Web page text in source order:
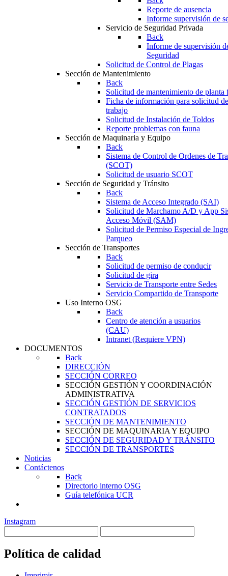
Reporte de ausencia
Informe supervisión de
Servicio de Seguridad Privada
Back
Informe de supervisión
Seguridad
Solicitud de Control de Plagas
Sección de Mantenimiento
Back
Solicitud de mantenimiento de planta
Ficha de información para solicitud
trabajo
Solicitud de Instalación de Toldos
Reporte problemas con fauna
Sección de Maquinaria y Equipo
Back
Sistema de Control de Ordenes de
(SCOT)
Solicitud de usuario SCOT
Sección de Seguridad y Tránsito
Back
Sistema de Acceso Integrado (SAI)
Solicitud de Marchamo A/D y App
Acceso Móvil (SAM)
Solicitud de Permiso Especial de
Parqueo
Sección de Transportes
Back
Solicitud de permiso de conducir
Solicitud de gira
Servicio de Transporte entre Sedes
Servicio Compartido de Transporte
Uso Interno OSG
Back
Centro de atención a usuarios
(CAU)
Intranet (Requiere VPN)
DOCUMENTOS
Back
DIRECCIÓN
SECCIÓN CORREO
SECCIÓN GESTIÓN Y COORDINACIÓN
ADMINISTRATIVA
SECCIÓN GESTIÓN DE SERVICIOS
CONTRATADOS
SECCIÓN DE MANTENIMIENTO
SECCIÓN DE MAQUINARIA Y EQUIPO
SECCIÓN DE SEGURIDAD Y TRÁNSITO
SECCIÓN DE TRANSPORTES
Noticias
Contáctenos
Back
Directorio interno OSG
Guía telefónica UCR
Instagram
Política de calidad